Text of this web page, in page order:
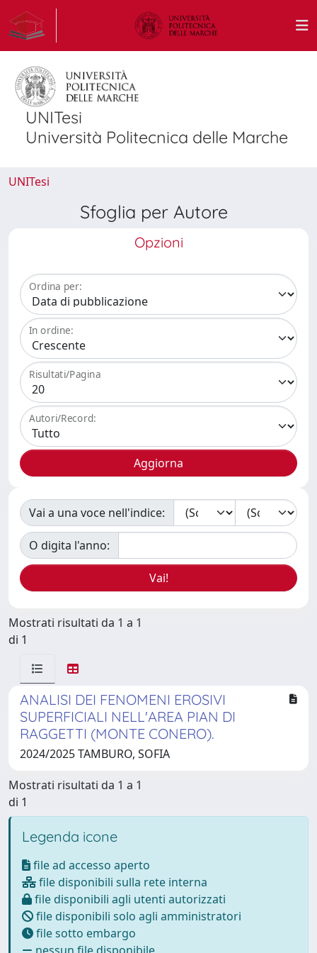
UNITesi
Università Politecnica delle Marche
UNITesi
Sfoglia per Autore
Opzioni
Ordina per:
In ordine:
Risultati/Pagina
Autori/Record:
Vai a una voce nell'indice:
O digita l'anno:
Mostrati risultati da 1 a 1
di 1
ANALISI DEI FENOMENI EROSIVI
SUPERFICIALI NELL'AREA PIAN DI
RAGGETTI (MONTE CONERO).
2024/2025 TAMBURO, SOFIA
Mostrati risultati da 1 a 1
di 1
Legenda icone
file ad accesso aperto
file disponibili sulla rete interna
file disponibili agli utenti autorizzati
file disponibili solo agli amministratori
file sotto embargo